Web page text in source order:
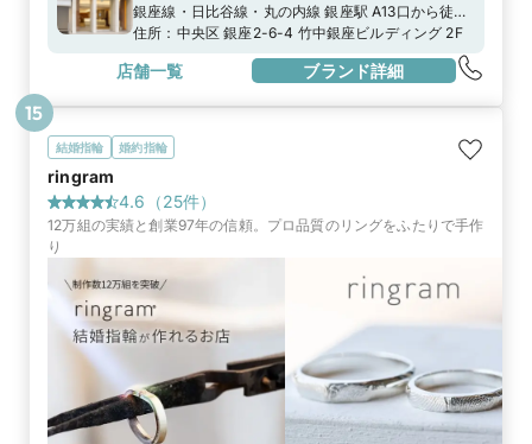
銀座線・日比谷線・丸の内線 銀座駅 A13口から徒歩
3分日比谷線 東銀座駅 A8口から徒歩6分
住所： 中央区 銀座2-6-4 竹中銀座ビルディング 2F
店舗一覧 ブランド詳細
結婚指輪 婚約指輪
ringram
4.6 （25件）
12万組の実績と創業97年の信頼。プロ品質のリングをふたりで手作
り
15